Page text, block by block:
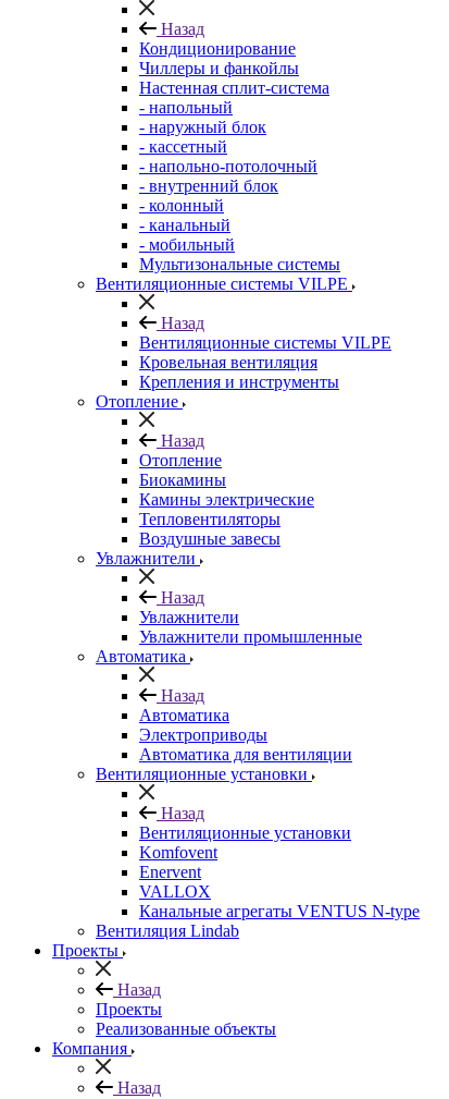
Назад
Кондиционирование
Чиллеры и фанкойлы
Настенная сплит-система
- напольный
- наружный блок
- кассетный
- напольно-потолочный
- внутренний блок
- колонный
- канальный
- мобильный
Мультизональные системы
Вентиляционные системы VILPE
Назад
Вентиляционные системы VILPE
Кровельная вентиляция
Крепления и инструменты
Отопление
Назад
Отопление
Биокамины
Камины электрические
Тепловентиляторы
Воздушные завесы
Увлажнители
Назад
Увлажнители
Увлажнители промышленные
Автоматика
Назад
Автоматика
Электроприводы
Автоматика для вентиляции
Вентиляционные установки
Назад
Вентиляционные установки
Komfovent
Enervent
VALLOX
Канальные агрегаты VENTUS N-type
Вентиляция Lindab
Проекты
Назад
Проекты
Реализованные объекты
Компания
Назад